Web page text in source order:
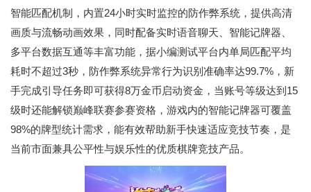
智能匹配机制，内置24小时实时监控的防作弊系统，提供高清
画质与流畅动画效果，同时配备实时语音聊天、智能记牌器、
多平台数据互通等丰富功能，据小编测试平台内单局匹配平均
耗时不超过3秒，防作弊系统异常行为识别准确率达99.7%，新
手完成引导任务即可获得8万金币启动资金，当账号等级达到15
级时还能解锁巅峰联赛参赛资格，游戏内的智能记牌器可覆盖
98%的牌型统计需求，能有效帮助新手快速适应竞技节奏，是
当前市面兼具公平性与娱乐性的优质棋牌竞技产品。